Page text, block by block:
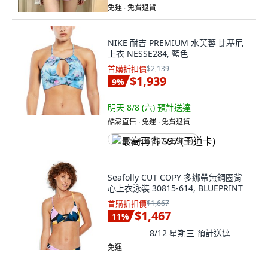
免運 ∙ 免費退貨
NIKE 耐吉 PREMIUM 水芙蓉 比基尼
上衣 NESSE284, 藍色
首購折扣價$2,139
9% $1,939
明天 8/8 (六) 預計送達
酷澎直售 ∙ 免運 ∙ 免費退貨
最高再省 $97 (王道卡)
Seafolly CUT COPY 多綁帶無鋼圈背
心上衣泳裝 30815-614, BLUEPRINT
首購折扣價$1,667
11% $1,467
8/12 星期三 預計送達
免運